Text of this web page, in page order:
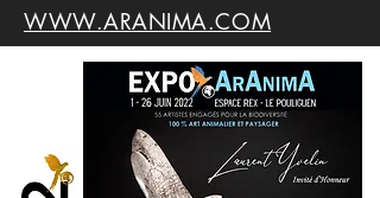
WWW.ARANIMA.COM